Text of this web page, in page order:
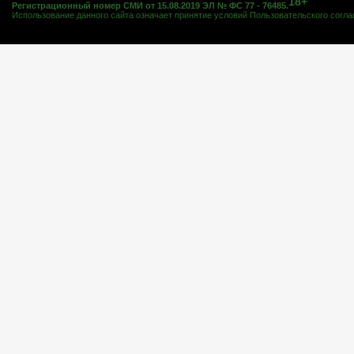
Регистрационный номер СМИ от 15.08.2019 ЭЛ № ФС 77 - 76485.
Использование данного сайта означает принятие условий Пользовательского